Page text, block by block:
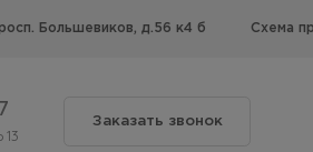
Большевиков, д.56 к4 б Схема
13
Заказать звонок